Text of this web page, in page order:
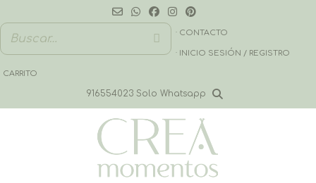
· CONTACTO
· INICIO SESIÓN / REGISTRO
CARRITO
916554023 Solo Whatsapp